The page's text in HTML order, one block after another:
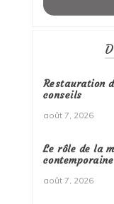
Restauration
conseils
août 7, 2026
Le rôle de la
contemporaine
août 7, 2026